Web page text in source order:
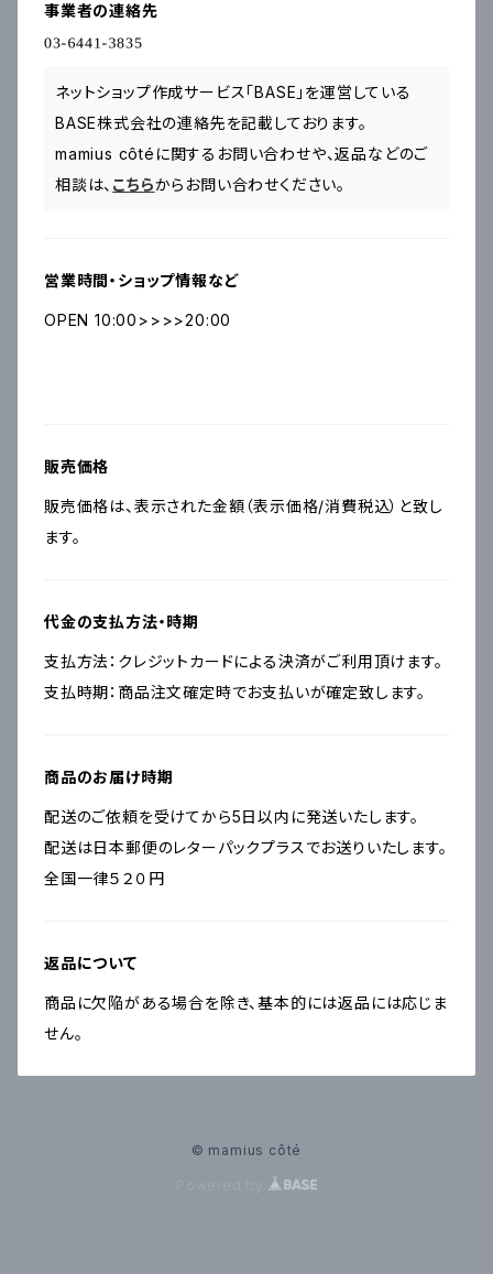
事業者の連絡先
ネットショップ作成サービス「BASE」を運営している
BASE株式会社の連絡先を記載しております。
mamius côtéに関するお問い合わせや、返品などのご
相談は、 こちらからお問い合わせください。
営業時間・ショップ情報など
OPEN 10:00>>>>20:00
販売価格
販売価格は、表示された金額（表示価格/消費税込）と致し
ます。
代金の支払方法・時期
支払方法：クレジットカードによる決済がご利用頂けます。
支払時期：商品注文確定時でお支払いが確定致します。
商品のお届け時期
配送のご依頼を受けてから5日以内に発送いたします。
配送は日本郵便のレターパックプラスでお送りいたします。
全国一律５２０円
返品について
商品に欠陥がある場合を除き、基本的には返品には応じま
せん。
© mamius côté